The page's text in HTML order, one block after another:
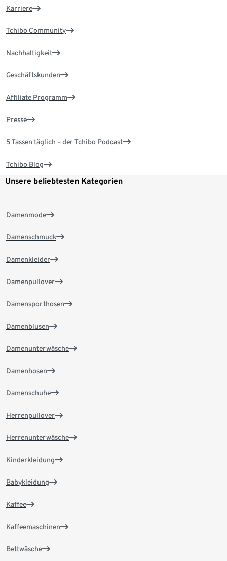
Karriere
Tchibo Community
Nachhaltigkeit
Geschäftskunden
Affiliate Programm
Presse
5 Tassen täglich – der Tchibo Podcast
Tchibo Blog
Unsere beliebtesten Kategorien
Damenmode
Damenschmuck
Damenkleider
Damenpullover
Damensporthosen
Damenblusen
Damenunterwäsche
Damenhosen
Damenschuhe
Herrenpullover
Herrenunterwäsche
Kinderkleidung
Babykleidung
Kaffee
Kaffeemaschinen
Bettwäsche